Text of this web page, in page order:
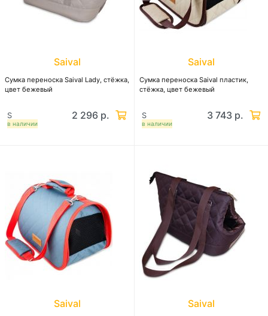
Saival
Сумка перeноска Saival Lady, стёжка,
цвет бежевый
в наличии
S 2 296 р.
Saival
Сумка перeноска Saival пластик,
стёжка, цвет бежевый
в наличии
S 3 743 р.
Saival Saival